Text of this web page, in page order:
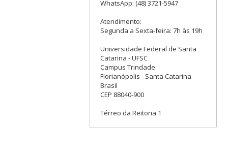
WhatsApp: (48) 3721-5947
Atendimento:
Segunda a Sexta-feira: 7h às 19h
Universidade Federal de Santa
Catarina - UFSC
Campus Trindade
Florianópolis - Santa Catarina -
Brasil
CEP 88040-900
Térreo da Reitoria 1